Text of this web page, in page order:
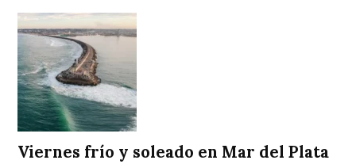
Viernes frío y soleado en Mar del Plata